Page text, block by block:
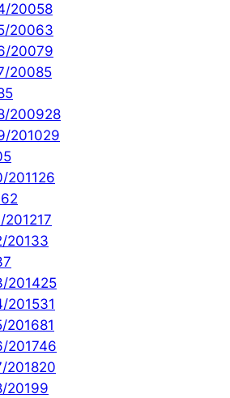
20058
20063
20079
20085
5
200928
201029
5
201126
62
201217
20133
7
201425
201531
201681
201746
201820
20199